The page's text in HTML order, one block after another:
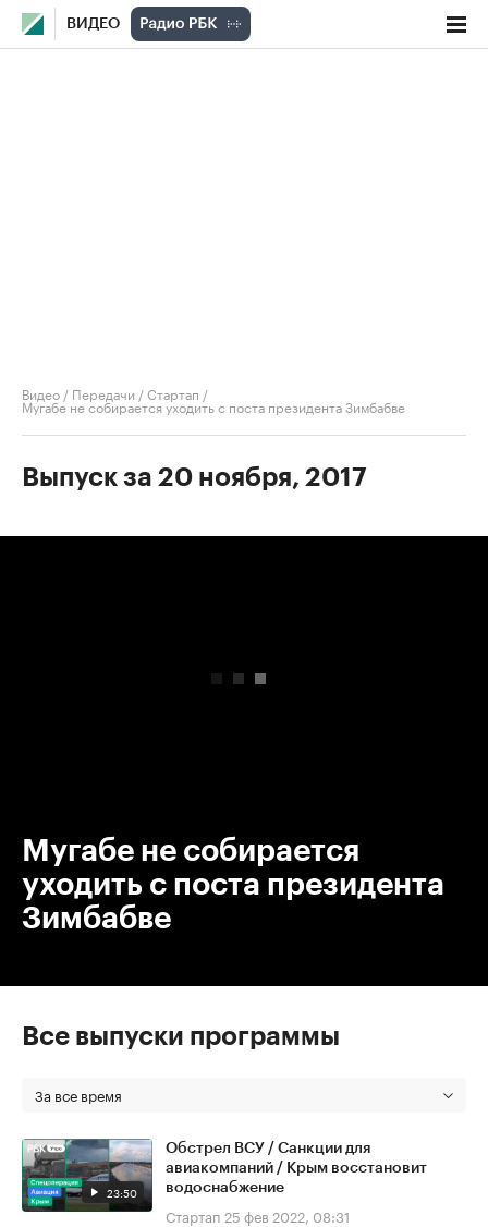
ВИДЕО
Видео / Передачи /Стартап /
Мугабе не собирается уходить с поста президента Зимбабве
Выпуск за 20 ноября, 2017
Мугабе не собирается
уходить с поста президента
Зимбабве
Все выпуски программы
За все время
23:50
Обстрел ВСУ / Санкции для
авиакомпаний / Крым восстановит
водоснабжение
Стартап 25 фев 2022, 08:31